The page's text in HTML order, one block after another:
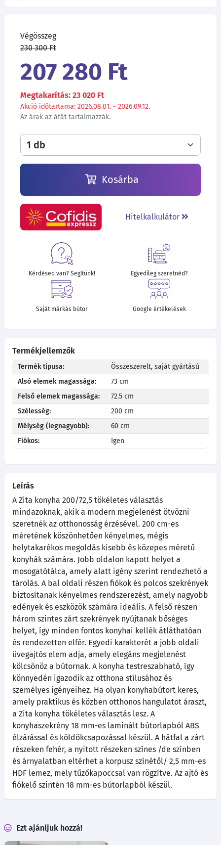
Végösszeg
230 300 Ft
207 280 Ft
Megtakarítás: 23 020 Ft
Akció időtartama: 2026.08.01. - 2026.09.12.
Az árak az áfát tartalmazzák.
Kosárba
Hitelkalkulátor
Kérdésed van? Segítünk! Egyedileg szeretnéd?
Saját márkás bútor Google értékelések
Termékjellemzők
Termék típusa:
Összeszerelt, saját gyártású
Alsó elemek magassága:
73 cm
Felső elemek magassága:
72.5 cm
Szélesség:
200 cm
Mélység (legnagyobb):
60 cm
Fiókos:
Igen
Leírás
A Zita konyha 200/72,5 tökéletes választás
mindazoknak, akik a modern megjelenést ötvözni
szeretnék az otthonosság érzésével. 200 cm-es
méretének köszönhetően kényelmes, mégis
helytakarékos megoldás kisebb és közepes méretű
konyhák számára. Jobb oldalon kapott helyet a
mosogatótálca, amely alatt igény szerint rendezhető a
tárolás. A bal oldali részen fiókok és polcos szekrények
biztosítanak kényelmes rendszerezést, amely nagyobb
edények és eszközök számára ideális. A felső részen
három szintes zárt szekrények nyújtanak bőséges
helyet, így minden fontos konyhai kellék átláthatóan
és rendezetten elfér. Egyedi karakterét a jobb oldali
üvegajtós elem adja, amely elegáns megjelenést
kölcsönöz a bútornak. A konyha testreszabható, így
könnyedén igazodik az otthona stílusához és
személyes igényeihez. Ha olyan konyhabútort keres,
amely praktikus és közben otthonos hangulatot áraszt,
a Zita konyha tökéletes választás lesz. A
konyhaszekrény 18 mm-es laminált bútorlapból ABS
élzárással és köldökcsapozással készül. A hátfal a zárt
részeken fehér, a nyitott részeken színes /de színben
és árnyalatban eltérhet a korpusz színétől/ 2,5 mm-es
HDF lemez, mely tűzőkapoccsal van rögzítve. Az ajtó és
fiókelő szintén 18 mm-es bútorlapból készül.
Ezt ajánljuk hozzá!